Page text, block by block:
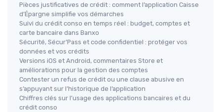
Pièces justificatives de crédit : comment l’application Caisse
d’Épargne simplifie vos démarches
Suivi du crédit conso en temps réel : budget, comptes et
carte bancaire dans Banxo
Sécurité, Sécur’Pass et code confidentiel : protéger vos
données et vos crédits
Versions iOS et Android, commentaires Store et
améliorations pour la gestion des comptes
Contester un refus de crédit ou une clause abusive en
s’appuyant sur l’historique de l’application
Chiffres clés sur l’usage des applications bancaires et du
crédit conso